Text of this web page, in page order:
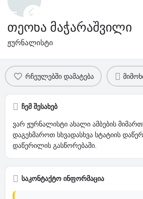
თეონა მაჭარაშვილი
ჟურნალისტი
პროფილი
რჩეულებში დამატება
ჩემ შესახებ
ვარ ჟურნალისტი ახალი ამბების
დაგეხმაროთ სხვადასხვა სტატიის
დაწერილის გასწორებაში.
საკონტაქტო ინფორმაცია